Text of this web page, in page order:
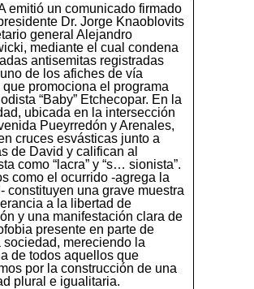
emitió un comunicado firmado
Dr. Jorge Knaoblovits
general Alejandro
mediante el cual condena
antisemitas registradas
de los afiches de vía
que promociona el programa
“Baby” Etchecopar. En la
ubicada en la intersección
Pueyrredón y Arenales,
cruces esvásticas junto a
de David y califican al
como “lacra” y “s… sionista”.
como el ocurrido -agrega la
constituyen una grave muestra
a la libertad de
y una manifestación clara de
presente en parte de
sociedad, mereciendo la
de todos aquellos que
por la construcción de una
plural e igualitaria.